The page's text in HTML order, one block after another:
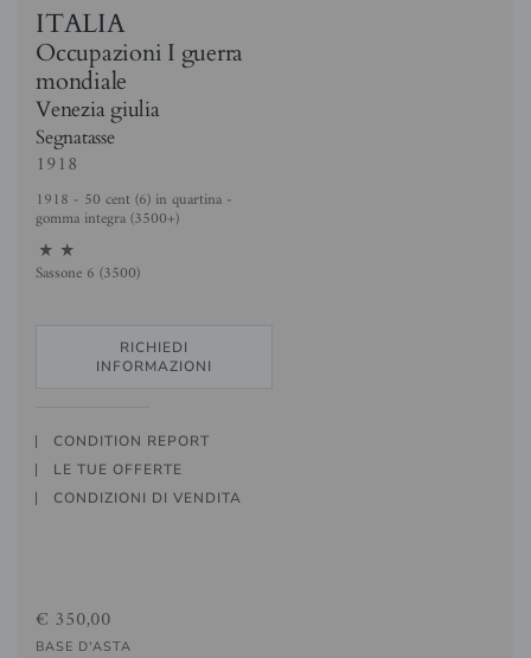
ITALIA
Occupazioni I guerra
mondiale
Venezia giulia
Segnatasse
1918
1918 - 50 cent (6) in quartina -
gomma integra (3500+)
11
Sassone 6 (3500)
RICHIEDI
INFORMAZIONI
CONDITION REPORT
LE TUE OFFERTE
CONDIZIONI DI VENDITA
€ 350,00
BASE D'ASTA